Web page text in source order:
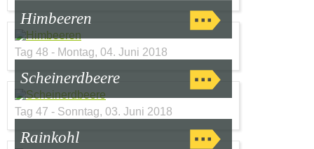
Himbeeren
Tag 48 - Montag, 04. Juni 2018
Scheinerdbeere
Tag 47 - Sonntag, 03. Juni 2018
Rainkohl